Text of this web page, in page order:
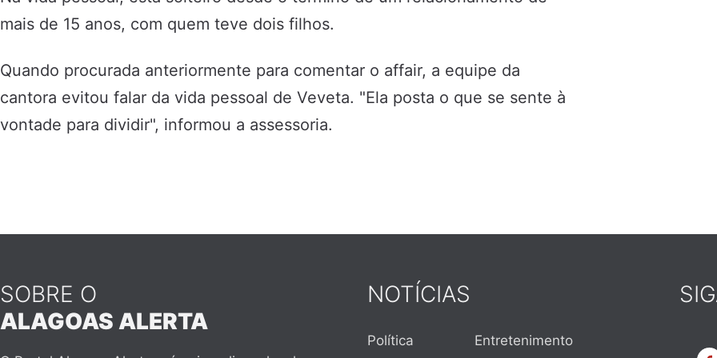
mais de 15 anos, com quem teve dois filhos.
Quando procurada anteriormente para comentar o affair, a equipe da
cantora evitou falar da vida pessoal de Veveta. "Ela posta o que se sente à
vontade para dividir", informou a assessoria.
SOBRE O
ALAGOAS ALERTA
NOTÍCIAS
Política
Entretenimento